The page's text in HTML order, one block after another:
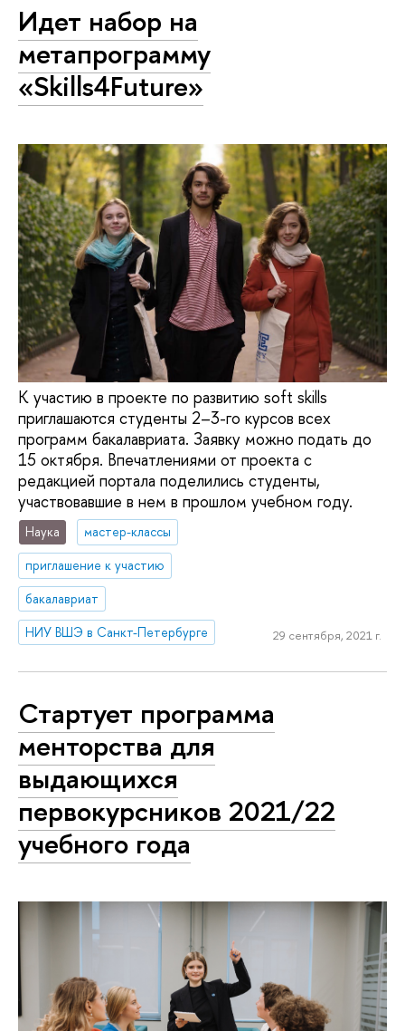
Идет набор на
метапрограмму
«Skills4Future»
К участию в проекте по развитию soft skills
приглашаются студенты 2–3-го курсов всех
программ бакалавриата. Заявку можно подать до
15 октября. Впечатлениями от проекта с
редакцией портала поделились студенты,
участвовавшие в нем в прошлом учебном году.
Наука
мастер-классы
приглашение к участию
бакалавриат
НИУ ВШЭ в Санкт-Петербурге
29 сентября, 2021 г.
Стартует программа
менторства для
выдающихся
первокурсников 2021/22
учебного года